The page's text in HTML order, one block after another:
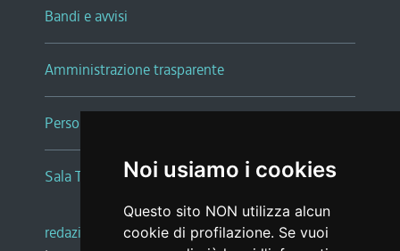
Noi usiamo i cookies
Questo sito NON utilizza alcun
cookie di profilazione. Se vuoi
Bandi e avvisi
Amministrazione trasparente
Persone e Uffici
Sala Tiziano Tessitori
redazione web |note legali |glossario